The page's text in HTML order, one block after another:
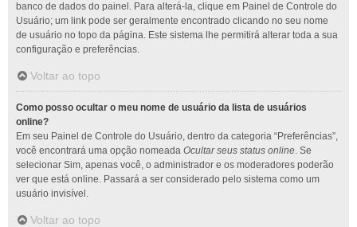
banco de dados do painel. Para alterá-la, clique em Painel de Controle do
Usuário; um link pode ser geralmente encontrado clicando no seu nome
de usuário no topo da página. Este sistema lhe permitirá alterar toda a sua
configuração e preferências.
Voltar ao topo
Como posso ocultar o meu nome de usuário da lista de usuários
online?
Em seu Painel de Controle do Usuário, dentro da categoria “Preferências”,
você encontrará uma opção nomeada Ocultar seus status online. Se
selecionar Sim, apenas você, o administrador e os moderadores poderão
ver que está online. Passará a ser considerado pelo sistema como um
usuário invisível.
Voltar ao topo